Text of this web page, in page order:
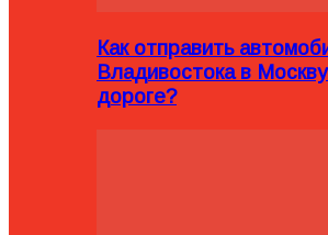
Как отправить
Владивостока в
дороге?